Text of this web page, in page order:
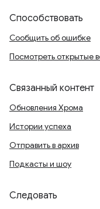
Способствовать
Сообщить об ошибке
Посмотреть открытые
Связанный контент
Обновления Хрома
Истории успеха
Отправить в архив
Подкасты и шоу
Следовать